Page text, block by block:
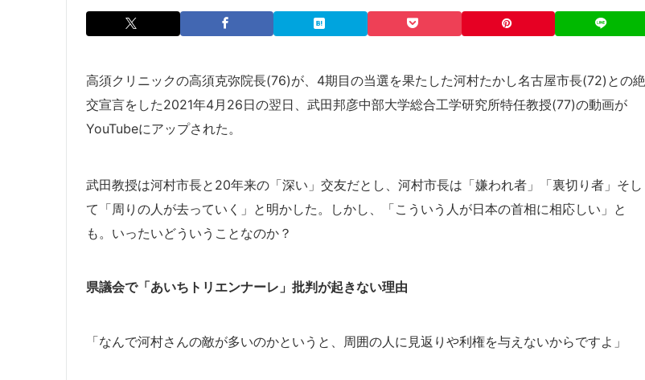
高須クリニックの高須克弥院長(76)が、4期目の当選を果たした河村たかし名古屋市長(72)との絶
交宣言をした2021年4月26日の翌日、武田邦彦中部大学総合工学研究所特任教授(77)の動画が
YouTubeにアップされた。
武田教授は河村市長と20年来の「深い」交友だとし、河村市長は「嫌われ者」「裏切り者」そし
て「周りの人が去っていく」と明かした。しかし、「こういう人が日本の首相に相応しい」と
も。いったいどういうことなのか？
県議会で「あいちトリエンナーレ」批判が起きない理由
「なんで河村さんの敵が多いのかというと、周囲の人に見返りや利権を与えないからですよ」